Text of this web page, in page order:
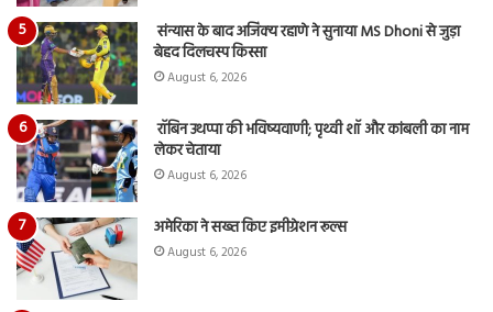
संन्यास के बाद अजिंक्‍य रहाणे ने सुनाया MS Dhoni से जुड़ा
बेहद दिलचस्प किस्सा
August 6, 2026
रॉबिन उथप्पा की भविष्यवाणी; पृथ्वी शॉ और कांबली का नाम
लेकर चेताया
August 6, 2026
अमेरिका ने सख्त किए इमीग्रेशन रूल्स
August 6, 2026